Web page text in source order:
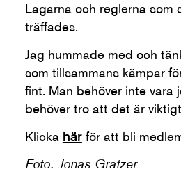
Lagarna och reglerna som
träffades.
Jag hummade med och
som tillsammans kämpar
fint. Man behöver inte
behöver tro att det är
Klicka härför att bli
Foto: Jonas Gratzer